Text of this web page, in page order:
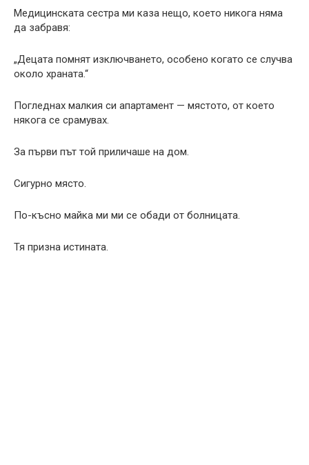
Медицинската сестра ми каза нещо, което никога няма
да забравя:
„Децата помнят изключването, особено когато се случва
около храната.“
Погледнах малкия си апартамент — мястото, от което
някога се срамувах.
За първи път той приличаше на дом.
Сигурно място.
По-късно майка ми ми се обади от болницата.
Тя призна истината.